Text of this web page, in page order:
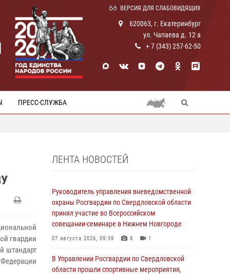
ВЕРСИЯ ДЛЯ СЛАБОВИДЯЩИХ
620063, г. Екатеринбург
ул. Чапаева д. 12 а
+ 7 (343) 257-62-50
ПРЕСС-СЛУЖБА
гвардии
штандарт
ЛЕНТА НОВОСТЕЙ
Руководитель управления вневедомственной
охраны Росгвардии по Свердловской области
принял участие во Всероссийском
совещании-семинаре в Нижнем Новгороде
07 августа 2026, 09:59 8 1
В Управлении Росгвардии по Свердловской
области прошли спортивные мероприятия,